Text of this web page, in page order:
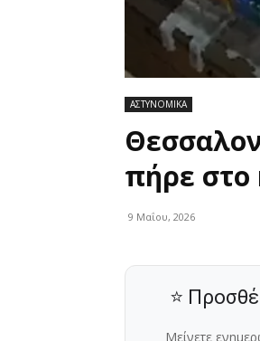
ΑΣΤΥΝΟΜΙΚΑ
πήρε στο
9 Μαΐου, 2026
⭐
Μείνετε